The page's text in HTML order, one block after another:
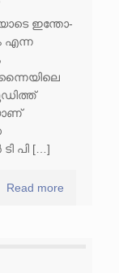
ഇന്തോ-
എന്ന
പി […]
Read more